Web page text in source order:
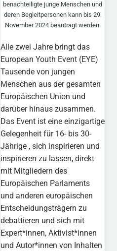
benachteiligte junge Menschen und
deren Begleitpersonen kann bis 29.
November 2024 beantragt werden.
Alle zwei Jahre bringt das
European Youth Event (EYE)
Tausende von jungen
Menschen aus der gesamten
Europäischen Union und
darüber hinaus zusammen.
Das Event ist eine einzigartige
Gelegenheit für 16- bis 30-
Jährige , sich inspirieren und
inspirieren zu lassen, direkt
mit Mitgliedern des
Europäischen Parlaments
und anderen europäischen
Entscheidungsträgern zu
debattieren und sich mit
Expert*innen, Aktivist*innen
und Autor*innen von Inhalten